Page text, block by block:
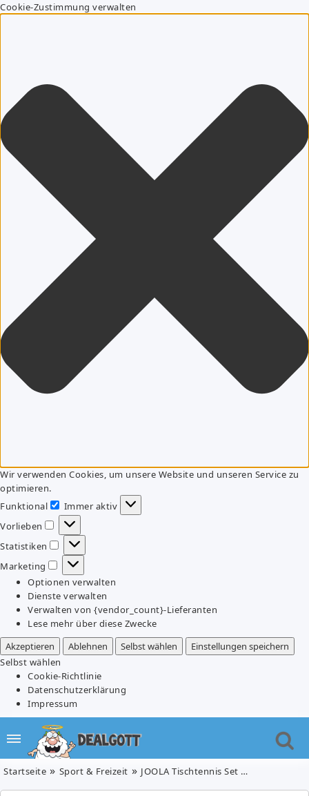
Cookie-Zustimmung verwalten
Wir verwenden Cookies, um unsere Website und unseren Service zu
optimieren.
Funktional
Funktional
Immer aktiv
Vorlieben
Vorlieben
Statistiken
Statistiken
Marketing
Marketing
Optionen verwalten
Dienste verwalten
Verwalten von {vendor_count}-Lieferanten
Lese mehr über diese Zwecke
Akzeptieren
Ablehnen Selbst wählen
Einstellungen speichern
Selbst wählen
Cookie-Richtlinie
Datenschutzerklärung
Impressum
Startseite Sport & Freizeit JOOLA Tischtennis Set Duo PRO (2 Tischtennisschläger + 3 Tischtennisbälle) für 13,06€ (Vergleich: 18,02€)